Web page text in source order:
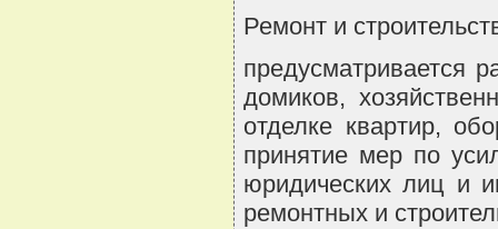
Ремонт и
предусматривается
домиков,
отделке квартир,
принятие мер по
юридических лиц и
ремонтных и